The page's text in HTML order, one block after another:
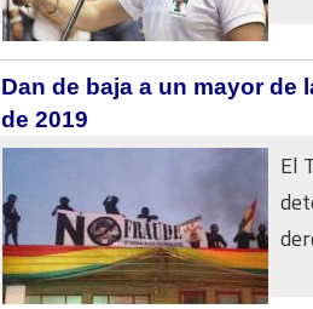
Dan de baja a un mayor de
de 2019
El